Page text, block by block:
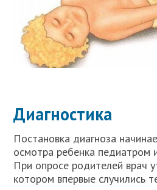
Диагностика
Постановка диагноза
осмотра ребенка педиатром
При опросе родителей врач
котором впервые случились